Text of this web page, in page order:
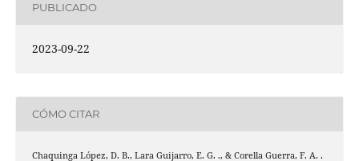
PUBLICADO
2023-09-22
CÓMO CITAR
Chaquinga López, D. B., Lara Guijarro, E. G. ., & Corella Guerra, F. A. .